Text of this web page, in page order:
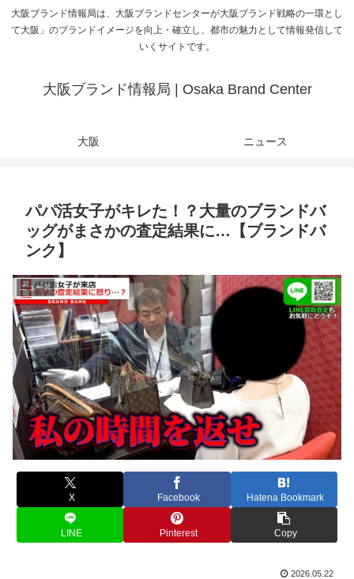
大阪ブランド情報局は、大阪ブランドセンターが大阪ブランド戦略の一環とし
て大阪」のブランドイメージを向上・確立し、都市の魅力として情報発信して
いくサイトです。
大阪ブランド情報局 | Osaka Brand Center
大阪 ニュース
パパ活女子がキレた！？大量のブランドバ
ッグがまさかの査定結果に…【ブランドバ
ンク】
ニュース
X Facebook Hatena Bookmark
LINE Pinterest Copy
2026.05.22